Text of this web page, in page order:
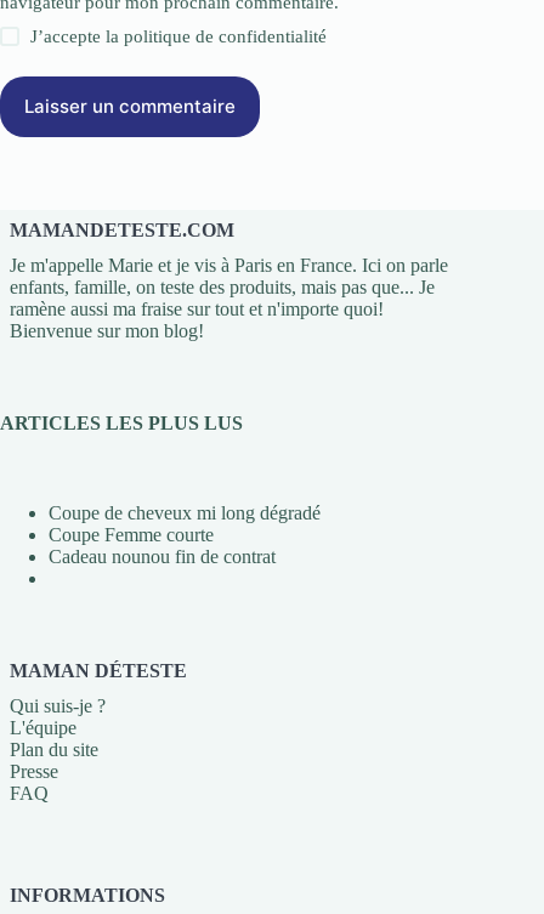
J’accepte lapolitique de confidentialité
Laisser un commentaire
MAMANDETESTE.COM
Je m'appelle Marie et je vis à Paris en France. Ici on parle
enfants, famille, on teste des produits, mais pas que... Je
ramène aussi ma fraise sur tout et n'importe quoi!
Bienvenue sur mon blog!
ARTICLES LES PLUS LUS
Coupe de cheveux mi long dégradé
Coupe Femme courte
Cadeau nounou fin de contrat
MAMAN DÉTESTE
Qui suis-je ?
L'équipe
Plan du site
Presse
FAQ
INFORMATIONS